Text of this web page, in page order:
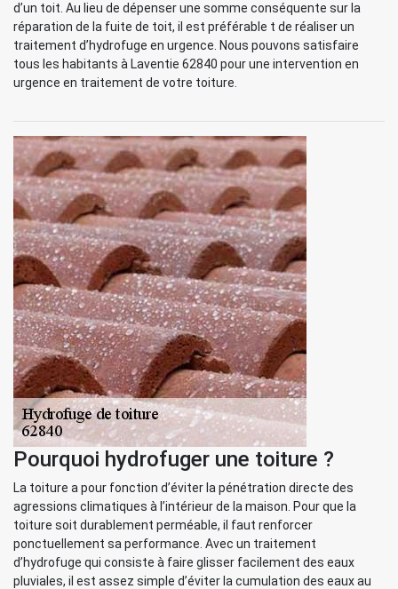
d’un toit. Au lieu de dépenser une somme conséquente sur la
réparation de la fuite de toit, il est préférable t de réaliser un
traitement d’hydrofuge en urgence. Nous pouvons satisfaire
tous les habitants à Laventie 62840 pour une intervention en
urgence en traitement de votre toiture.
Pourquoi hydrofuger une toiture ?
La toiture a pour fonction d’éviter la pénétration directe des
agressions climatiques à l’intérieur de la maison. Pour que la
toiture soit durablement perméable, il faut renforcer
ponctuellement sa performance. Avec un traitement
d’hydrofuge qui consiste à faire glisser facilement des eaux
pluviales, il est assez simple d’éviter la cumulation des eaux au